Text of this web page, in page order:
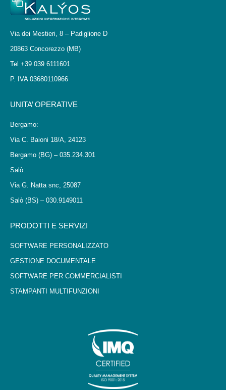
Via dei Mestieri, 8 – Padiglione D
20863 Concorezzo (MB)
Tel +39 039 6111601
P. IVA 03680110966
UNITA’ OPERATIVE
Bergamo:
Via C. Baioni 18/A, 24123
Bergamo (BG) – 035.234.301
Salò:
Via G. Natta snc, 25087
Salò (BS) – 030.9149011
PRODOTTI E SERVIZI
SOFTWARE PERSONALIZZATO
GESTIONE DOCUMENTALE
SOFTWARE PER COMMERCIALISTI
STAMPANTI MULTIFUNZIONI